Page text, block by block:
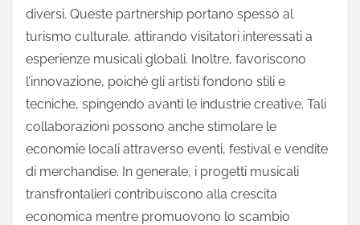
diversi. Queste partnership portano spesso al
turismo culturale, attirando visitatori interessati a
esperienze musicali globali. Inoltre, favoriscono
l’innovazione, poiché gli artisti fondono stili e
tecniche, spingendo avanti le industrie creative. Tali
collaborazioni possono anche stimolare le
economie locali attraverso eventi, festival e vendite
di merchandise. In generale, i progetti musicali
transfrontalieri contribuiscono alla crescita
economica mentre promuovono lo scambio